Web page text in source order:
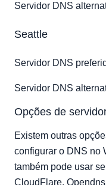
Servidor DNS
Seattle
Servidor DNS
Servidor DNS
Opções de
Existem outras
configurar o DNS no
também pode usar
CloudFlare,